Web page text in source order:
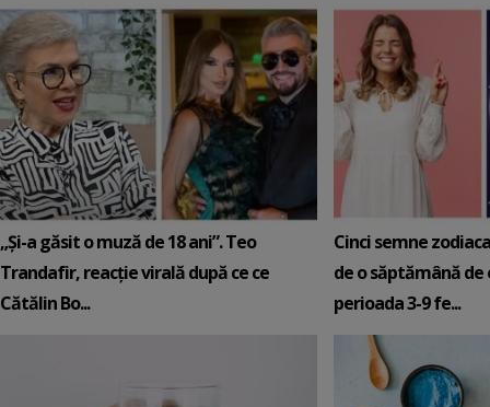
„Și-a găsit o muză de 18 ani”. Teo
Trandafir, reacție virală după ce ce
Cătălin Bo...
Cinci semne
de o săptămână de
perioada 3-9 fe...